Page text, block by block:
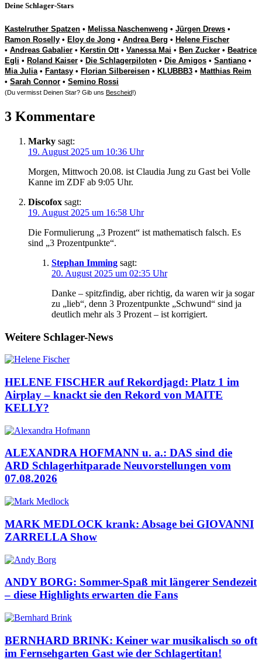
Deine Schlager-Stars
Kastelruther Spatzen • Melissa Naschenweng • Jürgen Drews •
Ramon Roselly • Eloy de Jong • Andrea Berg • Helene Fischer
• Andreas Gabalier • Kerstin Ott• Vanessa Mai • Ben Zucker • Beatrice
Egli • Roland Kaiser • Die Schlagerpiloten • Die Amigos • Santiano •
Mia Julia• Fantasy • Florian Silbereisen • KLUBBB3 • Matthias Reim
• Sarah Connor • Semino Rossi
(Du vermisst Deinen Star? Gib uns Bescheid!)
3 Kommentare
Marky sagt:
19. August 2025 um 10:36 Uhr
Morgen, Mittwoch 20.08. ist Claudia Jung zu Gast bei Volle
Kanne im ZDF ab 9:05 Uhr.
Discofox sagt:
19. August 2025 um 16:58 Uhr
Die Formulierung „3 Prozent“ ist mathematisch falsch. Es
sind „3 Prozentpunkte“.
Stephan Imming sagt:
20. August 2025 um 02:35 Uhr
Danke – spitzfindig, aber richtig, da waren wir ja sogar
zu „lieb“, denn 3 Prozentpunkte „Schwund“ sind ja
deutlich mehr als 3 Prozent – ist korrigiert.
Weitere Schlager-News
HELENE FISCHER auf Rekordjagd: Platz 1 im
Airplay – knackt sie den Rekord von MAITE
KELLY?
ALEXANDRA HOFMANN u. a.: DAS sind die
ARD Schlagerhitparade Neuvorstellungen vom
07.08.2026
MARK MEDLOCK krank: Absage bei GIOVANNI
ZARRELLA Show
ANDY BORG: Sommer-Spaß mit längerer Sendezeit
– diese Highlights erwarten die Fans
BERNHARD BRINK: Keiner war musikalisch so oft
im Fernsehgarten Gast wie der Schlagertitan!